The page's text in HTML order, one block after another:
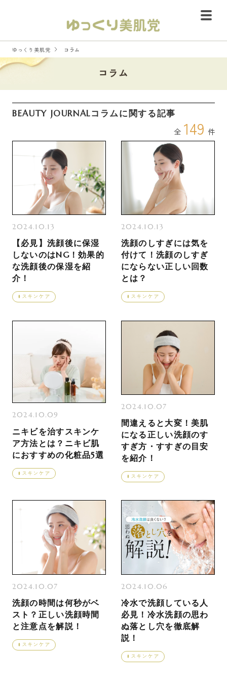
コラム
ゆっくり美肌党 コラム
BEAUTY JOURNALコラムに関する記事
全 149 件
2024.10.13
【必見】洗顔後に保湿
しないのはNG！効果的
な洗顔後の保湿を紹
介！
スキンケア
2024.10.13
洗顔のしすぎには気を
付けて！洗顔のしすぎ
にならない正しい回数
とは？
スキンケア
2024.10.09
ニキビを治すスキンケ
ア方法とは？ニキビ肌
におすすめの化粧品5選
スキンケア
2024.10.07
間違えると大変！美肌
になる正しい洗顔のす
すぎ方・すすぎの目安
を紹介！
スキンケア
2024.10.07
洗顔の時間は何秒がベ
スト？正しい洗顔時間
と注意点を解説！
スキンケア
2024.10.06
冷水で洗顔している人
必見！冷水洗顔の思わ
ぬ落とし穴を徹底解
説！
スキンケア